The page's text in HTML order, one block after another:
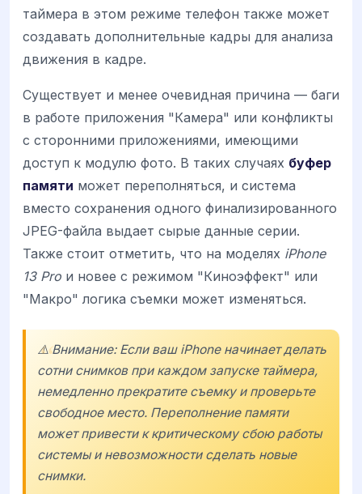
таймера в этом режиме телефон также может
создавать дополнительные кадры для анализа
движения в кадре.
Существует и менее очевидная причина — баги
в работе приложения "Камера" или конфликты
с сторонними приложениями, имеющими
доступ к модулю фото. В таких случаях буфер
памяти может переполняться, и система
вместо сохранения одного финализированного
JPEG-файла выдает сырые данные серии.
Также стоит отметить, что на моделях iPhone
13 Pro и новее с режимом "Киноэффект" или
"Макро" логика съемки может изменяться.
⚠️ Внимание: Если ваш iPhone начинает делать
сотни снимков при каждом запуске таймера,
немедленно прекратите съемку и проверьте
свободное место. Переполнение памяти
может привести к критическому сбою работы
системы и невозможности сделать новые
снимки.